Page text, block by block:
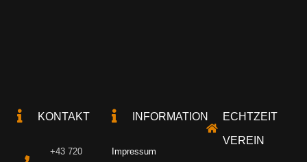
KONTAKT
+43 720
INFORMATION
Impressum
ECHTZEIT
VEREIN